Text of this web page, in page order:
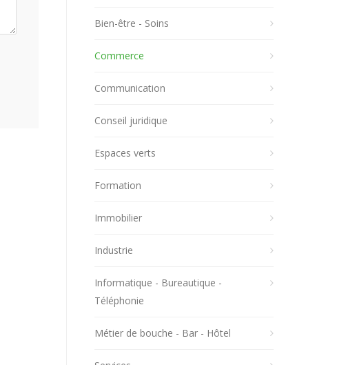
Bien-être - Soins
Commerce
Communication
Conseil juridique
Espaces verts
Formation
Immobilier
Industrie
Informatique - Bureautique -
Téléphonie
Métier de bouche - Bar - Hôtel